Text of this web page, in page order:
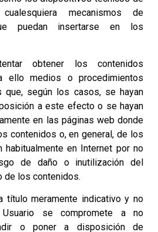
mecanismos de
puedan insertarse en los
obtener los contenidos
ello medios o procedimientos
según los casos, se hayan
a este efecto o se hayan
en las páginas web donde
contenidos o, en general, de los
habitualmente en Internet por no
de daño o inutilización del
de los contenidos.
título meramente indicativo y no
se compromete a no
o poner a disposición de